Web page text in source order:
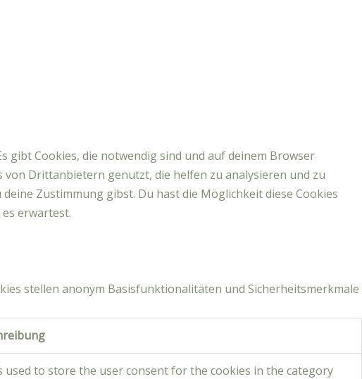
gibt Cookies, die notwendig sind und auf deinem Browser
Drittanbietern genutzt, die helfen zu analysieren und zu
Zustimmung gibst. Du hast die Möglichkeit diese Cookies
erwartest.
stellen anonym Basisfunktionalitäten und Sicherheitsmerkmale
used to store the user consent for the cookies in the category